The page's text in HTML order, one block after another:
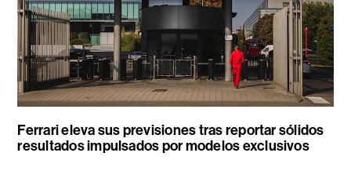
Ferrari eleva sus previsiones tras reportar sólidos
resultados impulsados por modelos exclusivos